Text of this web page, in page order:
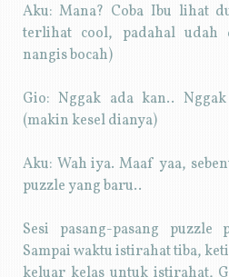
Aku: Mana? Coba Ibu lihat
terlihat cool, padahal udah
nangis bocah)
Gio: Nggak ada kan..
(makin kesel dianya)
Aku: Wah iya. Maaf yaa,
puzzle yang baru..
Sesi pasang-pasang
Sampai waktu istirahat tiba,